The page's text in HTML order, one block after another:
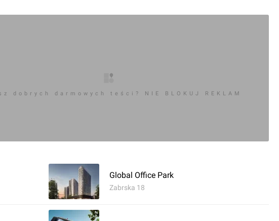
dobrych darmowych teści? NIE BLOKUJ REKLAM
Global Office Park
Zabrska 18